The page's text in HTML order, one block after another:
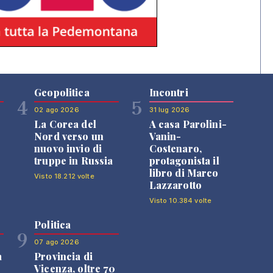
4
Geopolitica
02 ago 2026
La Corea del
Nord verso un
nuovo invio di
truppe in Russia
Visto 18.212 volte
5
Incontri
31 lug 2026
A casa Parolini-
Vanin-
Costenaro,
protagonista il
libro di Marco
Lazzarotto
Visto 10.384 volte
9
Politica
07 ago 2026
Provincia di
Vicenza, oltre 70